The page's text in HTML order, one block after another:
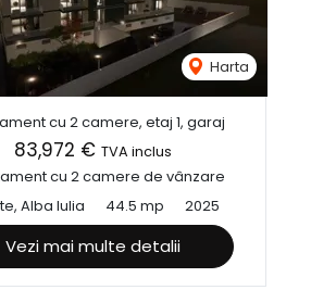
Harta
cu 2 camere, etaj 1, garaj
83,972 € TVA inclus
cu 2 camere de vânzare
Alba Iulia
44.5 mp 2025
Vezi mai multe detalii